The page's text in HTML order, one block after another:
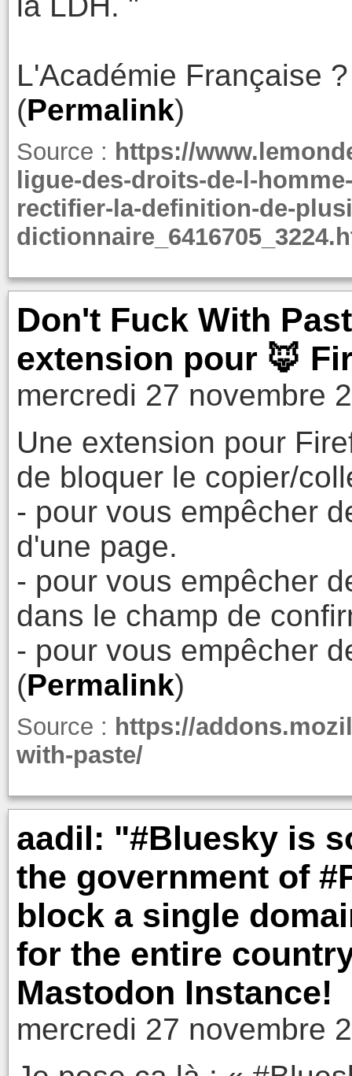
L'Académie Française
(Permalink)
Source : https://
ligue-des-droits-de-l-
rectifier-la-definition-de-
Don't Fuck With
extension pour 🦊
mercredi 27 novembre
Une extension pour
de bloquer le copier/
- pour vous empêcher
d'une page.
- pour vous empêcher
dans le champ de
- pour vous empêcher
(Permalink)
Source : https://
with-paste/
aadil: "#Bluesky is
the government of
block a single
for the entire
Mastodon Instance!
mercredi 27 novembre